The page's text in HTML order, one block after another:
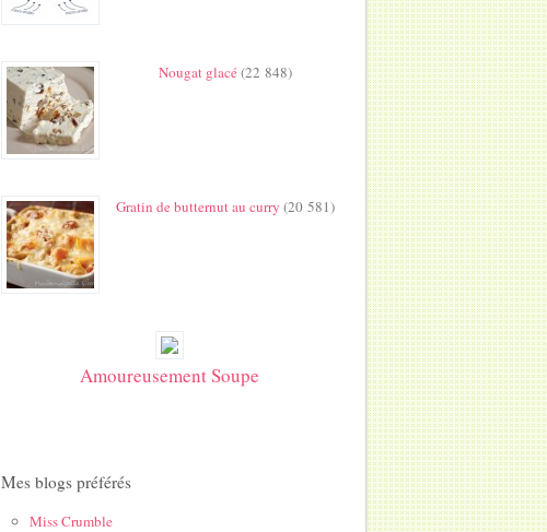
Nougat glacé(22 848)
Gratin de butternut au curry (20 581)
Amoureusement Soupe
Mes blogs préférés
Miss Crumble